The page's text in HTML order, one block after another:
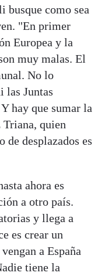
busque como sea
"En primer
Europea y la
muy malas. El
No lo
las Juntas
hay que sumar la
quien
de desplazados es
ahora es
a otro país.
y llega a
es crear un
a España
tiene la